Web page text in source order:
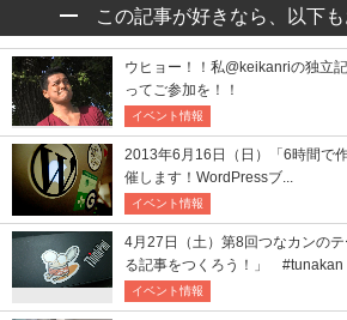
この記事が好きなら、以下も
ウヒョー！！私@keikanriの独立
ってご参加を！！
イベント情報
2013年6月16日（日）「6時間で
催します！WordPressブ...
イベント情報
4月27日（土）第8回つなカンの
る記事をつくろう！」 #tunakan
イベント情報